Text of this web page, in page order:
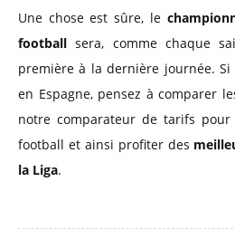
Une chose est sûre, le
football sera, comme chaque
première à la dernière journée.
en Espagne, pensez à comparer
notre comparateur de tarifs
football et ainsi profiter des
la Liga.